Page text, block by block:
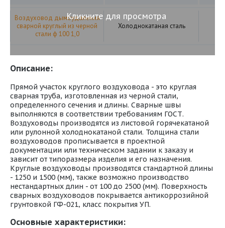
Воздуховод дымоудаления
сварной круглый из черной
стали ф 100 1,0
Холоднокатаная сталь
Кликните для просмотра
Описание:
Прямой участок круглого воздуховода - это круглая
сварная труба, изготовленная из черной стали,
определенного сечения и длины. Сварные швы
выполняются в соответствии требованиям ГОСТ.
Воздуховоды производятся из листовой горячекатаной
или рулонной холоднокатаной стали. Толщина стали
воздуховодов прописывается в проектной
документации или техническом задании к заказу и
зависит от типоразмера изделия и его назначения.
Круглые воздуховоды производятся стандартной длины
- 1250 и 1500 (мм), также возможно производство
нестандартных длин - от 100 до 2500 (мм). Поверхность
сварных воздуховодов покрывается антикоррозийной
грунтовкой ГФ-021, класс покрытия УП.
Основные характеристики: